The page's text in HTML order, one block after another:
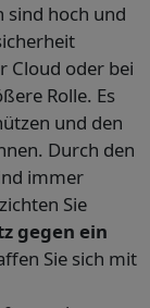
sind hoch und
Cloud oder bei
Rolle. Es
und den
Durch den
immer
Sie
gegen ein
Sie sich mit